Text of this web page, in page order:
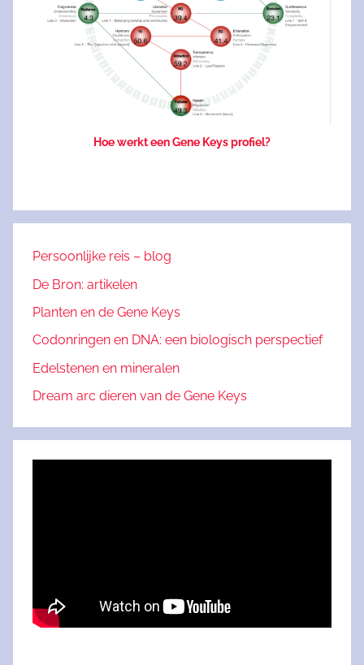
Hoe werkt een Gene Keys profiel?
Persoonlijke reis – blog
De Bron: artikelen
Planten en de Gene Keys
Codonringen en DNA: een biologisch perspectief
Edelstenen en mineralen
Dream arc dieren van de Gene Keys